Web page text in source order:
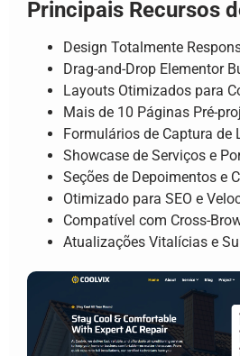
Principais Recursos
Design Totalmente
Drag-and-Drop Elementor
Layouts Otimizados para
Mais de 10 Páginas Pré-
Formulários de Captura de
Showcase de Serviços e
Seções de Depoimentos e
Otimizado para SEO e
Compatível com Cross-
Atualizações Vitalícias e